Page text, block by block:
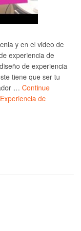
y en el video de
experiencia de
de experiencia
tiene que ser tu
… Continue
de